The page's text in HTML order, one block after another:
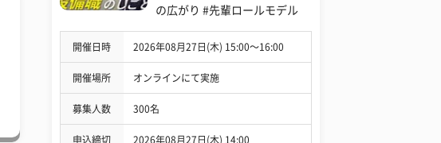
の広がり #先輩ロールモデル
開催日時 2026年08月27日(木) 15:00〜16:00
開催場所 オンラインにて実施
募集人数 300名
申込締切 2026年08月27日(木) 14:00